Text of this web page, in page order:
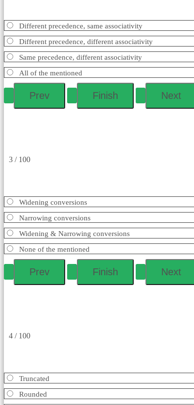
Different precedence, same associativity
Different precedence, different associativity
Same precedence, different associativity
All of the mentioned
3 / 100
Widening conversions
Narrowing conversions
Widening & Narrowing conversions
None of the mentioned
4 / 100
Truncated
Rounded